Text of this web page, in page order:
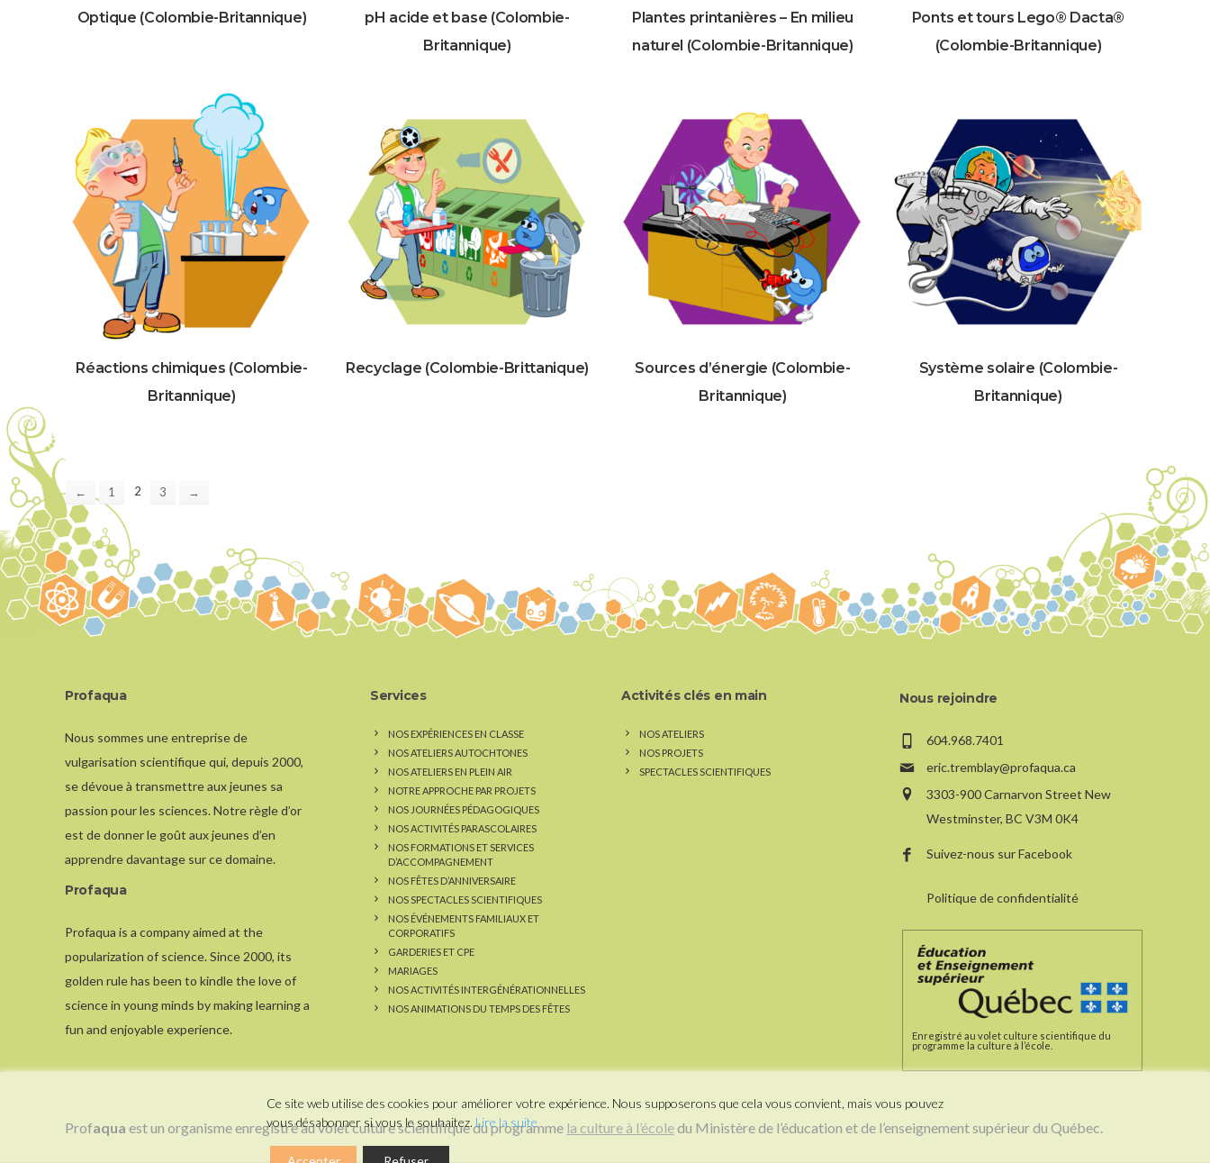
Optique (Colombie-Britannique)
pH acide et base (Colombie-
Britannique)
Plantes printanières – En milieu
naturel (Colombie-Britannique)
Ponts et tours Lego® Dacta®
(Colombie-Britannique)
Réactions chimiques (Colombie-
Britannique)
Recyclage (Colombie-Brittanique)
Sources d’énergie (Colombie-
Britannique)
Système solaire (Colombie-
Britannique)
← 1 2 3 →
Profaqua
Nous sommes une entreprise de
vulgarisation scientifique qui, depuis 2000,
se dévoue à transmettre aux jeunes sa
passion pour les sciences. Notre règle d’or
est de donner le goût aux jeunes d’en
apprendre davantage sur ce domaine.
Profaqua
Profaqua is a company aimed at the
popularization of science. Since 2000, its
golden rule has been to kindle the love of
science in young minds by making learning a
fun and enjoyable experience.
Services
NOS EXPÉRIENCES EN CLASSE
NOS ATELIERS AUTOCHTONES
NOS ATELIERS EN PLEIN AIR
NOTRE APPROCHE PAR PROJETS
NOS JOURNÉES PÉDAGOGIQUES
NOS ACTIVITÉS PARASCOLAIRES
NOS FORMATIONS ET SERVICES
D’ACCOMPAGNEMENT
NOS FÊTES D’ANNIVERSAIRE
NOS SPECTACLES SCIENTIFIQUES
NOS ÉVÉNEMENTS FAMILIAUX ET
CORPORATIFS
GARDERIES ET CPE
MARIAGES
NOS ACTIVITÉS INTERGÉNÉRATIONNELLES
NOS ANIMATIONS DU TEMPS DES FÊTES
Activités clés en main
NOS ATELIERS
NOS PROJETS
SPECTACLES SCIENTIFIQUES
Nous rejoindre
604.968.7401
eric.tremblay@profaqua.ca
3303-900 Carnarvon Street New
Westminster, BC V3M 0K4
Suivez-nous sur Facebook
Politique de confidentialité
Enregistré au volet culture scientifique du
programme la culture à l’école.
Profaqua est un organisme enregistré au volet culture scientifique du programme la culture à l’école du Ministère de l’éducation et de l’enseignement supérieur du Québec.
Ce site web utilise des cookies pour améliorer votre expérience. Nous supposerons que cela vous convient, mais vous pouvez
vous désabonner si vous le souhaitez. Lire la suite